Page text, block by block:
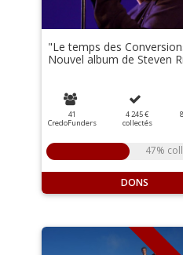
"Le temps des
Nouvel album de Steven
41
CredoFunders
4 245 €
collectés
8
47%
DONS